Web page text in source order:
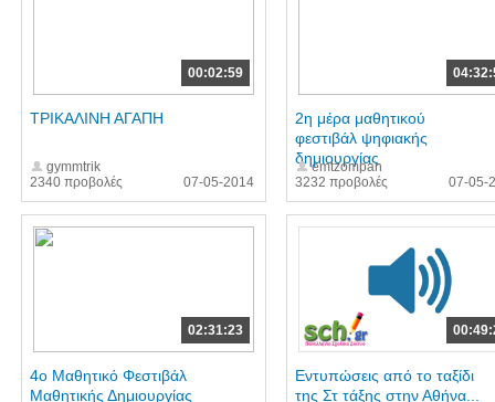
00:02:59
2340 προβολές
ΤΡΙΚΑΛΙΝΗ ΑΓΑΠΗ
gymmtrik
07-05-2014
3232 προβολές
2η μέρα μαθητικού
φεστιβάλ ψηφιακής
δημιουργίας
emtzompan
07-05-
02:31:23
4o Μαθητικό Φεστιβάλ
Μαθητικής Δημιουργίας
Εντυπώσεις από το ταξίδι
της Στ τάξης στην Αθήνα...